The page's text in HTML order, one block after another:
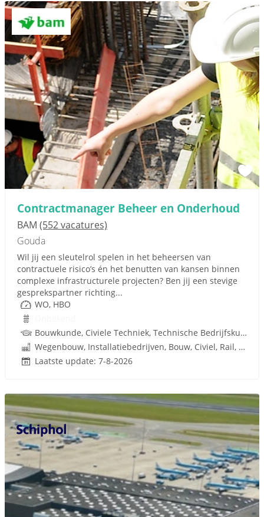
Contractmanager Beheer en Onderhoud
BAM (552 vacatures)
Gouda
Wil jij een sleutelrol spelen in het beheersen van
contractuele risico’s én het benutten van kansen binnen
complexe infrastructurele projecten? Ben jij een stevige
gesprekspartner richting...
WO, HBO
Bouwkunde, Civiele Techniek, Technische Bedrijfskunde, Bedrijfskunde, Infrastructuur, Infra, Techniek
Wegenbouw, Installatiebedrijven, Bouw, Civiel, Rail, Infrastructuren
Laatste update: 7-8-2026